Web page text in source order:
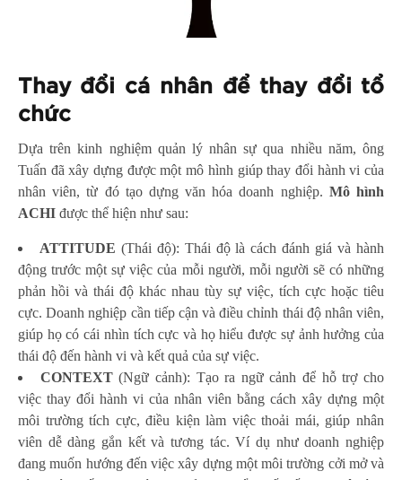
Thay đổi cá nhân để thay đổi tổ
chức
Dựa trên kinh nghiệm quản lý nhân sự qua nhiều năm, ông
Tuấn đã xây dựng được một mô hình giúp thay đổi hành vi của
nhân viên, từ đó tạo dựng văn hóa doanh nghiệp. Mô hình
ACHI được thể hiện như sau:
ATTITUDE (Thái độ): Thái độ là cách đánh giá và hành
động trước một sự việc của mỗi người, mỗi người sẽ có những
phản hồi và thái độ khác nhau tùy sự việc, tích cực hoặc tiêu
cực. Doanh nghiệp cần tiếp cận và điều chỉnh thái độ nhân viên,
giúp họ có cái nhìn tích cực và họ hiểu được sự ảnh hưởng của
thái độ đến hành vi và kết quả của sự việc.
CONTEXT(Ngữ cảnh): Tạo ra ngữ cảnh để hỗ trợ cho
việc thay đổi hành vi của nhân viên bằng cách xây dựng một
môi trường tích cực, điều kiện làm việc thoải mái, giúp nhân
viên dễ dàng gắn kết và tương tác. Ví dụ như doanh nghiệp
đang muốn hướng đến việc xây dựng một môi trường cởi mở và